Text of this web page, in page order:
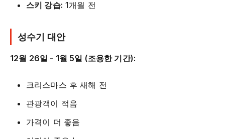
스키 강습: 1개월 전
성수기 대안
12월 26일 - 1월 5일 (조용한 기간):
크리스마스 후 새해 전
관광객이 적음
가격이 더 좋음